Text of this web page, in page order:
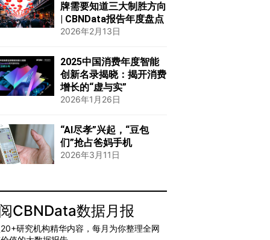
牌需要知道三大制胜方向
| CBNData报告年度盘点
2026年2月13日
2025中国消费年度智能
创新名录揭晓：揭开消费
增长的“虚与实”
2026年1月26日
“AI尽孝”兴起，“豆包
们”抢占爸妈手机
2026年3月11日
CBNData数据月报
研究机构精华内容，每月为你整理全网